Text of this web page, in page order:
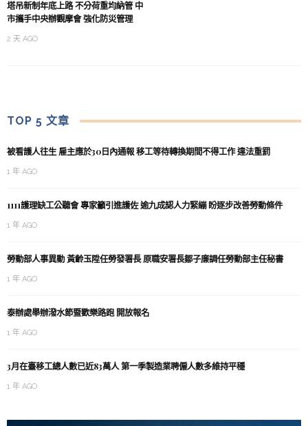
塔吊新制年底上路 不分荷重均納管 中
市攜手中央辦觀摩會 強化防災管理
2 天 AGO
TOP 5 文章
被看護人往生 雇主應於30日內通報 移工等待轉換期間不得工作 違法重罰
1 年 AGO
1111護理缺工公聽會 專家籲引進護佐 逾九成認人力緊繃 盼逐步改善勞動條件
1 年 AGO
勞動部人事異動 黃齡玉陞任勞發署長 原職安署長鄒子廉調任勞動部主任秘書
1 年 AGO
泰辦處舉辦潑水節暨歡樂路跑 開放報名
1 年 AGO
3月在臺移工總人數已近83萬人 第一季製造業聘僱人數多維持平穩
1 年 AGO